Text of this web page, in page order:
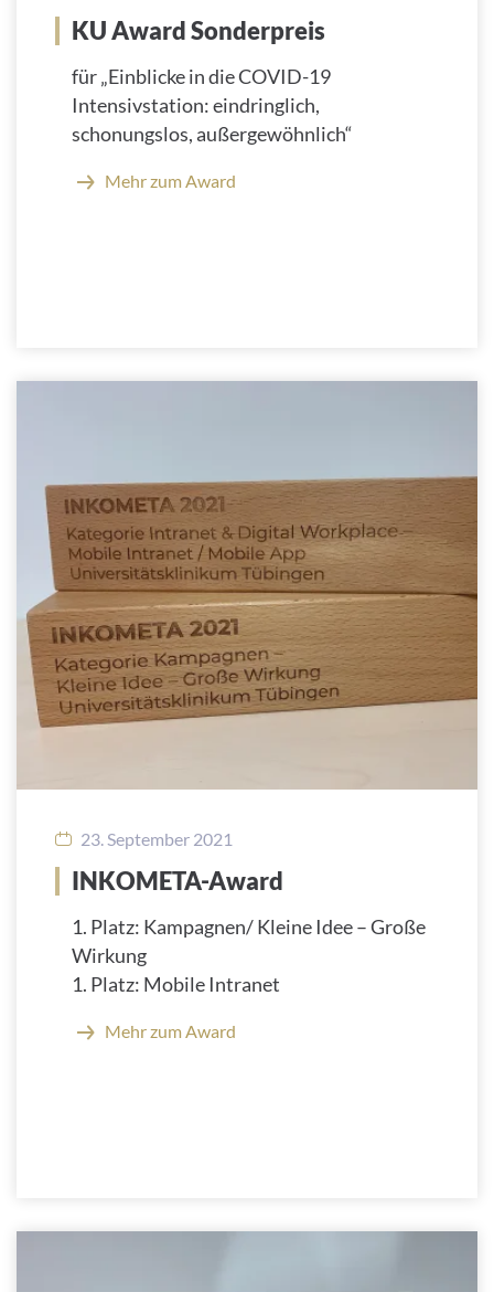
KU Award Sonderpreis
für „Einblicke in die COVID-19
Intensivstation: eindringlich,
schonungslos, außergewöhnlich“
Mehr zum Award
23. September 2021
INKOMETA-Award
1. Platz: Kampagnen/ Kleine Idee – Große
Wirkung
1. Platz: Mobile Intranet
Mehr zum Award